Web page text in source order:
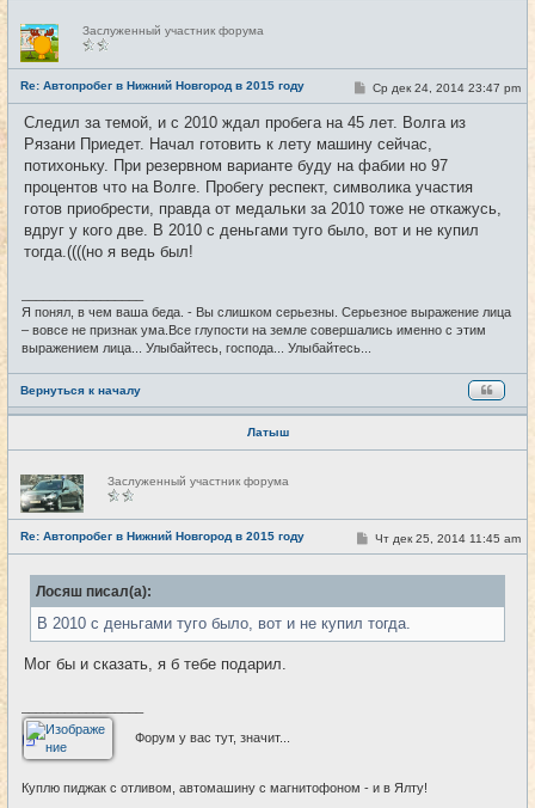
Н
е
в
с
е
т
и
Заслуженный участник форума
Re: Автопробег в Нижний Новгород в 2015 году #23
С
о
б
щ
н
и
Ср дек 24, 2014 23:47 pm
Следил за темой, и с 2010 ждал пробега на 45 лет. Волга из
Рязани Приедет. Начал готовить к лету машину сейчас,
потихоньку. При резервном варианте буду на фабии но 97
процентов что на Волге. Пробегу респект, символика участия
готов приобрести, правда от медальки за 2010 тоже не откажусь,
вдруг у кого две. В 2010 с деньгами туго было, вот и не купил
тогда.((((но я ведь был!
Я понял, в чем ваша беда. - Вы слишком серьезны. Серьезное выражение лица
– вовсе не признак ума.Все глупости на земле совершались именно с этим
выражением лица... Улыбайтесь, господа... Улыбайтесь...
Вернуться к началу
Латыш
Н
е
в
с
е
т
и
Заслуженный участник форума
Re: Автопробег в Нижний Новгород в 2015 году #24
С
о
е
н
Чт дек 25, 2014 11:45 am
Лосяш писал(а):
В 2010 с деньгами туго было, вот и не купил тогда.
Мог бы и сказать, я б тебе подарил.
Форум у вас тут, значит...
Куплю пиджак с отливом, автомашину с магнитофоном - и в Ялту!